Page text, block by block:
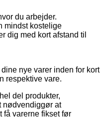
du arbejder.
mindst kostelige
dig med kort afstand til
nye varer inden for kort
respektive vare.
del produkter,
nødvendiggør at
få varerne fikset før